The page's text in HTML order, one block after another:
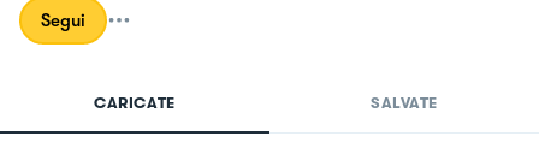
Segui
CARICATE SALVATE